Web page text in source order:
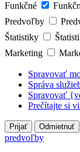
Funkčné
Predvoľby
Štatistiky
Marketing
Spravovať
Správa
Spravovať
Prečítajte si
Prijať Odmietnuť
predvoľby